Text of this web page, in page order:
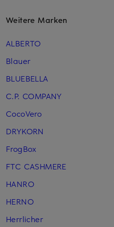
Weitere Marken
ALBERTO
Blauer
BLUEBELLA
C.P. COMPANY
CocoVero
DRYKORN
FrogBox
FTC CASHMERE
HANRO
HERNO
Herrlicher